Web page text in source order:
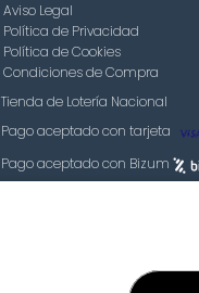
Aviso Legal
Política de Privacidad
Política de Cookies
Condiciones de Compra
Tienda de Lotería Nacional
Pago aceptado con tarjeta
Pago aceptado con Bizum